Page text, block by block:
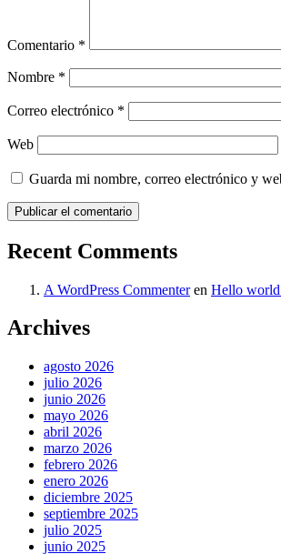
Comentario *
Nombre *
Correo electrónico *
Web
Guarda mi nombre, correo electrónico y
Recent Comments
A WordPress Commenteren Hello
Archives
agosto 2026
julio 2026
junio 2026
mayo 2026
abril 2026
marzo 2026
febrero 2026
enero 2026
diciembre 2025
septiembre 2025
julio 2025
junio 2025